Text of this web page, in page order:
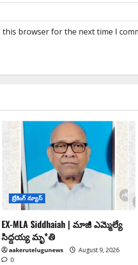
this browser for the next time I
బ్రేకింగ్ న్యూస్
EX-MLA Siddhaiah | మాజీ ఎమ్మెల్యే
సిద్దయ్య మృ*తి
aakerutelugunews
August 9, 2026
0